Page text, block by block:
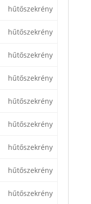
hűtőszekrény
hűtőszekrény
hűtőszekrény
hűtőszekrény
hűtőszekrény
hűtőszekrény
hűtőszekrény
hűtőszekrény
hűtőszekrény